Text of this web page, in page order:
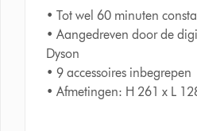
• Tot wel 60 minuten
• Aangedreven door de
Dyson​
• 9 accessoires inbegrepen
• Afmetingen: H 261 x L